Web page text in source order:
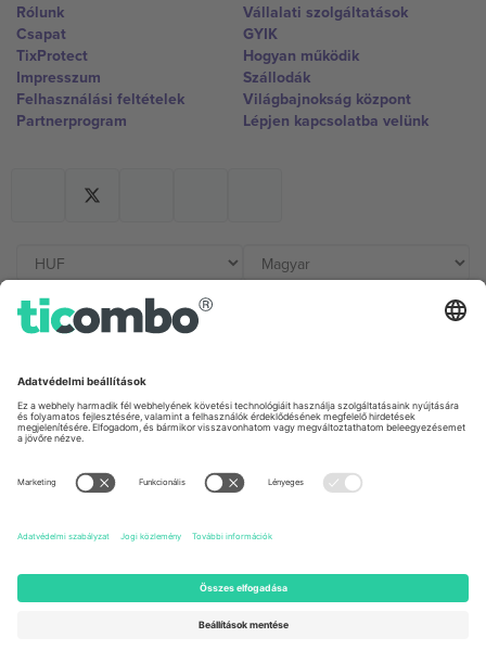
Rólunk
Csapat
TixProtect
Impresszum
Felhasználási feltételek
Partnerprogram
Vállalati szolgáltatások
GYIK
Hogyan működik
Szállodák
Világbajnokság központ
Lépjen kapcsolatba velünk
Irodák és támogatás
Germany
Unter den Linden 24, 10117
Berlin, Germany
167 City Road, London, Greater
131 Continental Dr, Suite 305,
Dorfstrasse 52a, 6390
United Arab Emirates